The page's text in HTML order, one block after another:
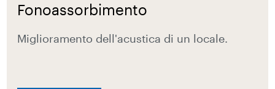
Fonoassorbimento
Miglioramento dell'acustica di un locale.